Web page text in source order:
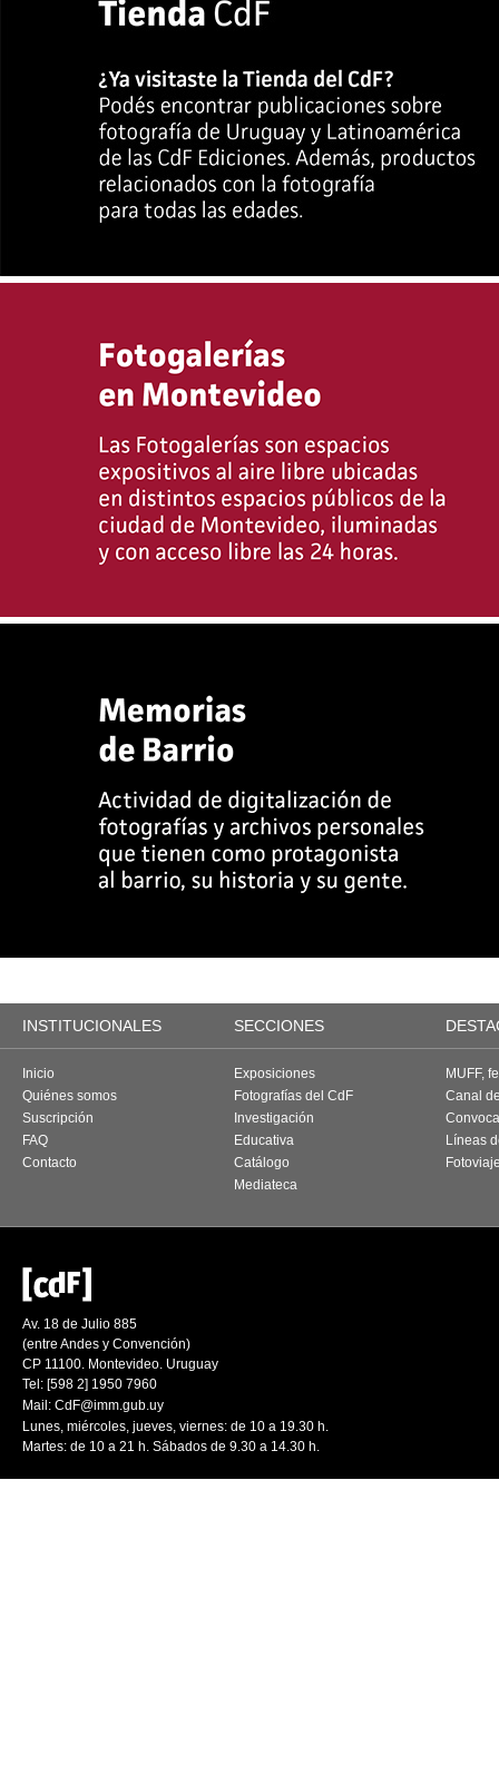
INSTITUCIONALES SECCIONES
Inicio
Quiénes somos
Suscripción
FAQ
Contacto
Exposiciones
Fotografías del CdF
Investigación
Educativa
Catálogo
Mediateca
MUFF,
Canal
Líneas
Av. 18 de Julio 885
(entre Andes y Convención)
CP 11100. Montevideo. Uruguay
Tel: [598 2] 1950 7960
Mail: CdF@imm.gub.uy
Lunes, miércoles, jueves, viernes: de 10 a 19.30 h.
Martes: de 10 a 21 h. Sábados de 9.30 a 14.30 h.